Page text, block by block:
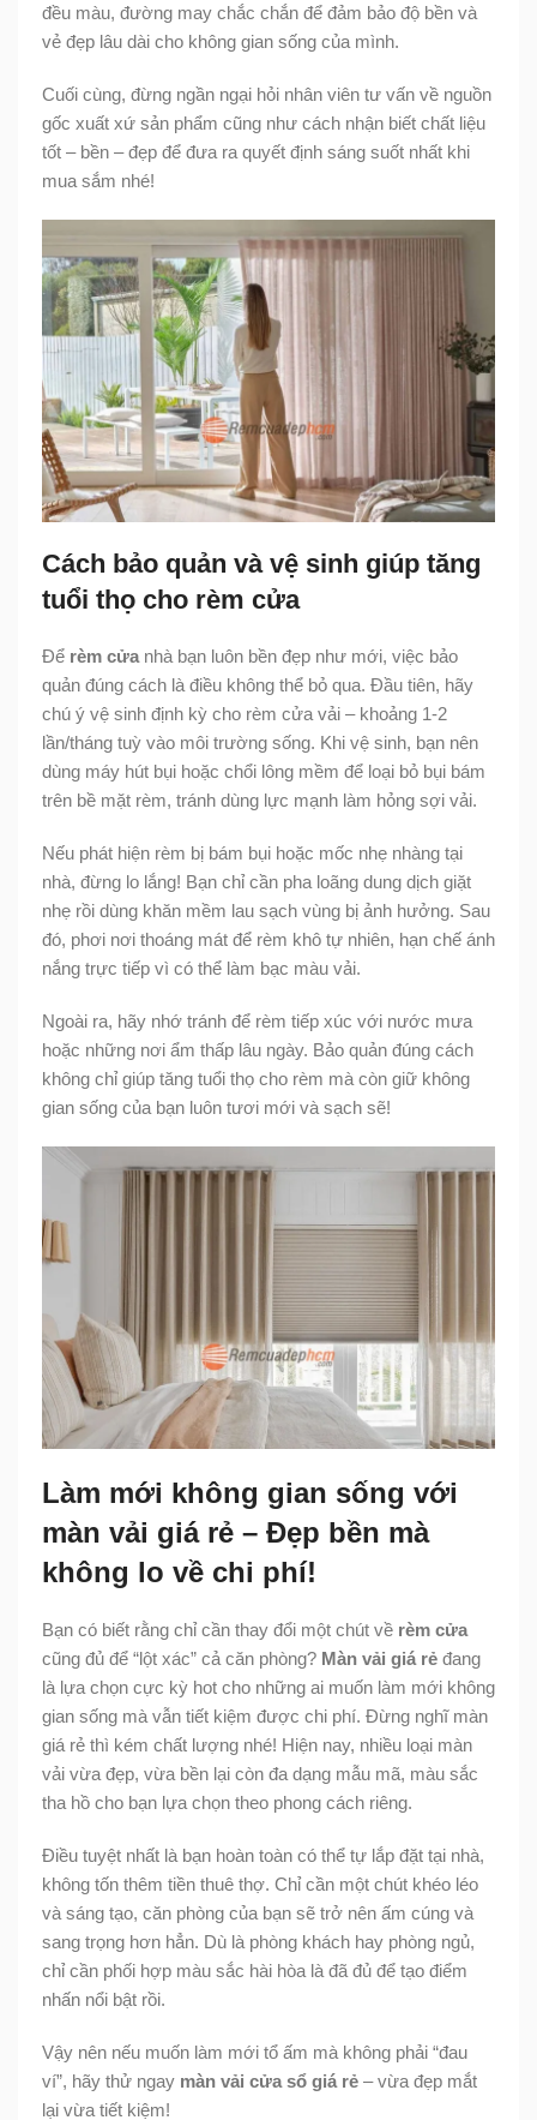
đều màu, đường may chắc chắn để đảm bảo độ bền và
vẻ đẹp lâu dài cho không gian sống của mình.
Cuối cùng, đừng ngần ngại hỏi nhân viên tư vấn về nguồn
gốc xuất xứ sản phẩm cũng như cách nhận biết chất liệu
tốt – bền – đẹp để đưa ra quyết định sáng suốt nhất khi
mua sắm nhé!
Cách bảo quản và vệ sinh giúp tăng
tuổi thọ cho rèm cửa
Để rèm cửa nhà bạn luôn bền đẹp như mới, việc bảo
quản đúng cách là điều không thể bỏ qua. Đầu tiên, hãy
chú ý vệ sinh định kỳ cho rèm cửa vải – khoảng 1-2
lần/tháng tuỳ vào môi trường sống. Khi vệ sinh, bạn nên
dùng máy hút bụi hoặc chổi lông mềm để loại bỏ bụi bám
trên bề mặt rèm, tránh dùng lực mạnh làm hỏng sợi vải.
Nếu phát hiện rèm bị bám bụi hoặc mốc nhẹ nhàng tại
nhà, đừng lo lắng! Bạn chỉ cần pha loãng dung dịch giặt
nhẹ rồi dùng khăn mềm lau sạch vùng bị ảnh hưởng. Sau
đó, phơi nơi thoáng mát để rèm khô tự nhiên, hạn chế ánh
nắng trực tiếp vì có thể làm bạc màu vải.
Ngoài ra, hãy nhớ tránh để rèm tiếp xúc với nước mưa
hoặc những nơi ẩm thấp lâu ngày. Bảo quản đúng cách
không chỉ giúp tăng tuổi thọ cho rèm mà còn giữ không
gian sống của bạn luôn tươi mới và sạch sẽ!
Làm mới không gian sống với
màn vải giá rẻ – Đẹp bền mà
không lo về chi phí!
Bạn có biết rằng chỉ cần thay đổi một chút về rèm cửa
cũng đủ để “lột xác” cả căn phòng? Màn vải giá rẻ đang
là lựa chọn cực kỳ hot cho những ai muốn làm mới không
gian sống mà vẫn tiết kiệm được chi phí. Đừng nghĩ màn
giá rẻ thì kém chất lượng nhé! Hiện nay, nhiều loại màn
vải vừa đẹp, vừa bền lại còn đa dạng mẫu mã, màu sắc
tha hồ cho bạn lựa chọn theo phong cách riêng.
Điều tuyệt nhất là bạn hoàn toàn có thể tự lắp đặt tại nhà,
không tốn thêm tiền thuê thợ. Chỉ cần một chút khéo léo
và sáng tạo, căn phòng của bạn sẽ trở nên ấm cúng và
sang trọng hơn hẳn. Dù là phòng khách hay phòng ngủ,
chỉ cần phối hợp màu sắc hài hòa là đã đủ để tạo điểm
nhấn nổi bật rồi.
Vậy nên nếu muốn làm mới tổ ấm mà không phải “đau
ví”, hãy thử ngay màn vải cửa sổ giá rẻ – vừa đẹp mắt
lại vừa tiết kiệm!